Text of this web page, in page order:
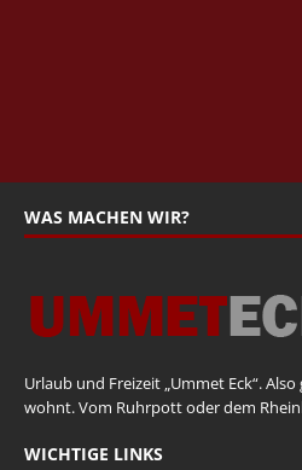
WAS MACHEN WIR?
Urlaub und Freizeit „Ummet Eck“.
wohnt. Vom Ruhrpott oder dem
WICHTIGE LINKS